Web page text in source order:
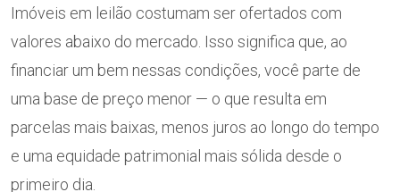
Imóveis em leilão costumam ser ofertados com
valores abaixo do mercado. Isso significa que, ao
financiar um bem nessas condições, você parte de
uma base de preço menor — o que resulta em
parcelas mais baixas, menos juros ao longo do tempo
e uma equidade patrimonial mais sólida desde o
primeiro dia.